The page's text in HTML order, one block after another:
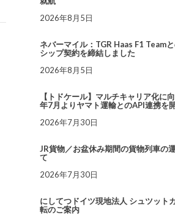
2026年8月5日
ネバーマイル：TGR Haas F1 Team
シップ契約を締結しました
2026年8月5日
【トドケール】マルチキャリア化に
年7月よりヤマト運輸とのAPI連携を
2026年7月30日
JR貨物／お盆休み期間の貨物列車の
て
2026年7月30日
にしてつドイツ現地法人 シュツット
転のご案内